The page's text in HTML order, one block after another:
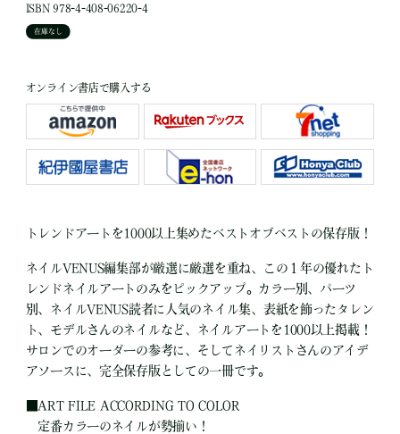
ISBN 978-4-408-06220-4
在庫なし
オンライン書店で購入する
トレンドアートを1000以上集めたベストオブベストの保存版！
ネイルVENUS編集部が厳選に厳選を重ね、この１年の優れたト
レンドネイルアートのみをピックアップ。カラー別、パーツ
別、ネイルVENUS読者に人気のネイル集、表紙を飾ったタレン
ト、モデルさんのネイルなど、ネイルアートを1000以上掲載！
サロンでのオーダーの参考に、そしてネイリストさんのアイデ
アソースに、完全保存版としての一冊です。
ART FILE ACCORDING TO COLOR
定番カラーのネイルが勢揃い！